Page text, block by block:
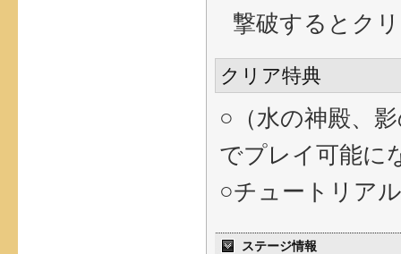
撃破するとク
クリア特典
○（水の神殿、
でプレイ可能に
○チュートリア
ステージ情報